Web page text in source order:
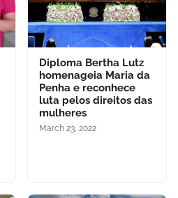
Diploma Bertha Lutz
homenageia Maria da
Penha e reconhece
luta pelos direitos das
mulheres
March 23, 2022